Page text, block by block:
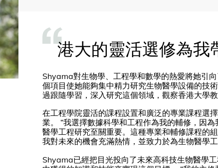
港大的靈活選修為我
Shyama對生物學、工程學和數學的熱愛將她引
個項目使她能夠集中精力研究生物醫學設備的技
過跟隨學習，深入研究這個領域，觀察香港大學
在工程學院靈活的課程設置和廣泛的專業課程選
業。 “我選擇數據科學和工程作為我的輔修，因
醫學工程研究至關重要。這種專業和輔修課程的
我對未來的機會充滿熱情，並致力於為生物醫學
Shyama已經把目光投向了未來高科技生物醫學